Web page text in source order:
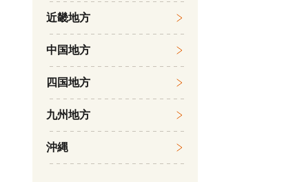
近畿地方
中国地方
四国地方
九州地方
沖縄